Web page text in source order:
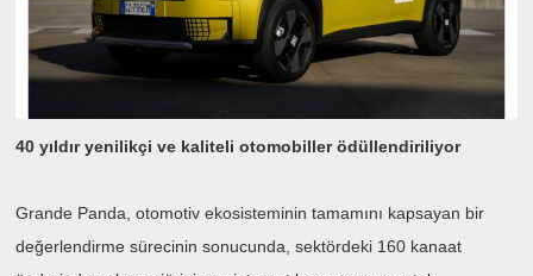
40 yıldır yenilikçi ve kaliteli otomobiller ödüllendiriliyor
Grande Panda, otomotiv ekosisteminin tamamını kapsayan bir
değerlendirme sürecinin sonucunda, sektördeki 160 kanaat